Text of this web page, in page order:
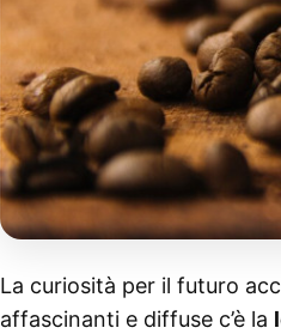
La curiosità per il futuro
affascinanti e diffuse c’è la